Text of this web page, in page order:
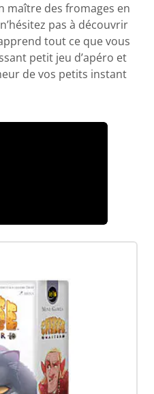
maître des fromages en
pas à découvrir
tout ce que vous
petit jeu d’apéro et
de vos petits instant